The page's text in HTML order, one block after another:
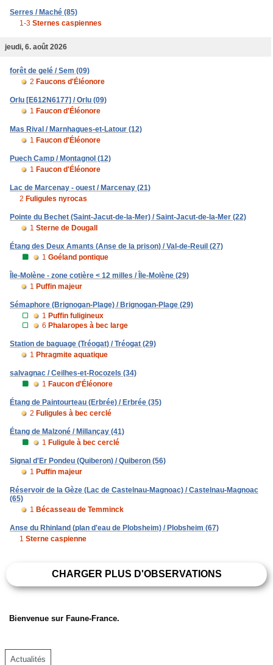
Serres / Maché (85)
1-3 Sternes caspiennes
jeudi, 6. août 2026
forêt de gelé / Sem (09)
2 Faucons d'Éléonore
Orlu [E612N6177] / Orlu (09)
1 Faucon d'Éléonore
Mas Rival / Marnhagues-et-Latour (12)
1 Faucon d'Éléonore
Puech Camp / Montagnol (12)
1 Faucon d'Éléonore
Lac de Marcenay - ouest / Marcenay (21)
2 Fuligules nyrocas
Pointe du Bechet (Saint-Jacut-de-la-Mer) / Saint-Jacut-de-la-Mer (22)
1 Sterne de Dougall
Étang des Deux Amants (Anse de la prison) / Val-de-Reuil (27)
1 Goéland pontique
Île-Molène - zone cotière < 12 milles / Île-Molène (29)
1 Puffin majeur
Sémaphore (Brignogan-Plage) / Brignogan-Plage (29)
1 Puffin fuligineux
6 Phalaropes à bec large
Station de baguage (Tréogat) / Tréogat (29)
1 Phragmite aquatique
salvagnac / Ceilhes-et-Rocozels (34)
1 Faucon d'Éléonore
Étang de Paintourteau (Erbrée) / Erbrée (35)
2 Fuligules à bec cerclé
Étang de Malzoné / Millançay (41)
1 Fuligule à bec cerclé
Signal d'Er Pondeu (Quiberon) / Quiberon (56)
1 Puffin majeur
Réservoir de la Gèze (Lac de Castelnau-Magnoac) / Castelnau-Magnoac
(65)
1 Bécasseau de Temminck
Anse du Rhinland (plan d'eau de Plobsheim) / Plobsheim (67)
1 Sterne caspienne
CHARGER PLUS D'OBSERVATIONS
Bienvenue sur Faune-France.
Actualités